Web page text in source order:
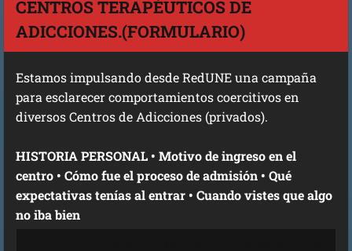
CENTROS TERAPÉUTICOS DE
ADICCIONES.(FORMULARIO)
Estamos impulsando desde RedUNE una campaña
para esclarecer comportamientos coercitivos en
diversos Centros de Adicciones (privados).
HISTORIA PERSONAL • Motivo de ingreso en el
centro • Cómo fue el proceso de admisión • Qué
expectativas tenías al entrar • Cuando vistes que algo
no iba bien